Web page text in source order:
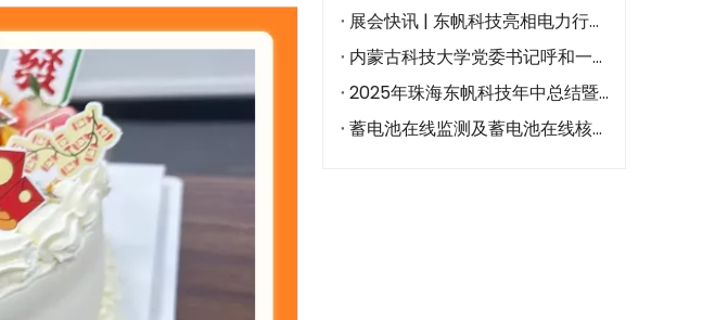
展会快讯 | 东帆科技亮相电力行业智能巡检技术大会
内蒙古科技大学党委书记呼和一行到访珠海东帆科技
2025年珠海东帆科技年中总结暨泰国分公司开业典礼
蓄电池在线监测及蓄电池在线核容系统产品实力自研源头厂家——珠海东帆科技